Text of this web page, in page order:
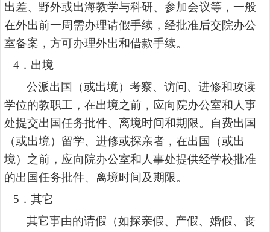
出差、野外或出海教学与科研、参加会议等，一般
在外出前一周需办理请假手续，经批准后交院办公
室备案，方可办理外出和借款手续。
4 ．出境
公派出国（或出境）考察、访问、进修和攻读
学位的教职工，在出境之前，应向院办公室和人事
处提交出国任务批件、离境时间和期限。自费出国
（或出境）留学、进修或探亲者，在出国（或出
境）之前，应向院办公室和人事处提供经学校批准
的出国任务批件、离境时间及期限。
5 ．其它
其它事由的请假（如探亲假、产假、婚假、丧